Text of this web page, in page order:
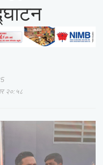
२०:५८